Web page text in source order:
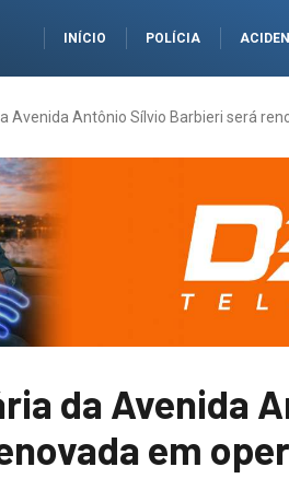
INÍCIO POLÍCIA
Avenida Antônio Sílvio Barbieri será
da Avenida
em